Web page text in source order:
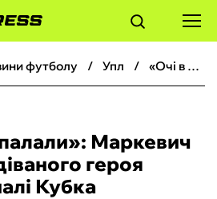
футболу упл «Очі в нього палали»: Маркевич обрав несподіваного героя Динамо у фіналі Кубка
Маркевич
героя
Кубка